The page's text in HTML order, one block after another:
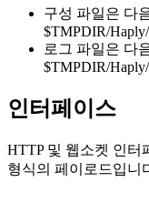
구성 파일은 다
$TMPDIR/
로그 파일은 다
$TMPDIR/
인터페이스
HTTP 및 웹소켓 인터
형식의 페이로드입니